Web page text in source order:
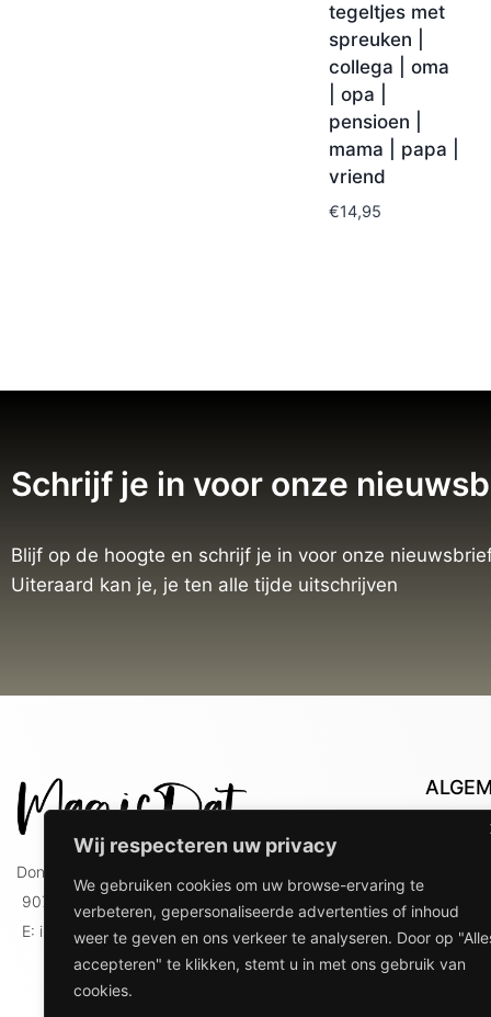
Wij respecteren uw privacy
We gebruiken cookies om uw browse-ervaring te
verbeteren, gepersonaliseerde advertenties of inhoud
weer te geven en ons verkeer te analyseren. Door op
accepteren" te klikken, stemt u in met ons gebruik van
cookies.
tegeltjes met
spreuken |
collega | oma
| opa |
pensioen |
mama | papa |
vriend
€14,95
Schrijf je in voor onze
Blijf op de hoogte en schrijf je in voor onze
Uiteraard kan je, je ten alle tijde uitschrijven
Doniaweg 9
9074 AE Hallum
E: info@magicdat.nl